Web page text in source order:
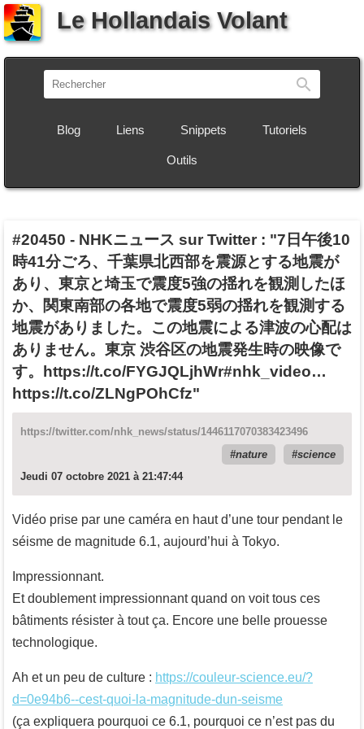
Le Hollandais Volant
Blog Liens Snippets Tutoriels
Outils
#20450 - NHKニュース sur Twitter : "7日午後10
時41分ごろ、千葉県北西部を震源とする地震が
あり、東京と埼玉で震度5強の揺れを観測したほ
か、関東南部の各地で震度5弱の揺れを観測する
地震がありました。この地震による津波の心配は
ありません。東京 渋谷区の地震発生時の映像で
す。https://t.co/FYGJQLjhWr#nhk_video…
https://t.co/ZLNgPOhCfz"
https://twitter.com/nhk_news/status/1446117070383423496
nature
science
Jeudi 07 octobre 2021 à 21:47:44
Vidéo prise par une caméra en haut d’une tour pendant le
séisme de magnitude 6.1, aujourd’hui à Tokyo.
Impressionnant.
Et doublement impressionnant quand on voit tous ces
bâtiments résister à tout ça. Encore une belle prouesse
technologique.
Ah et un peu de culture : https://couleur-science.eu/?
d=0e94b6--cest-quoi-la-magnitude-dun-seisme
(ça expliquera pourquoi ce 6.1, pourquoi ce n’est pas du